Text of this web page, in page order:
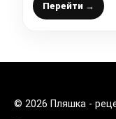
Перейти →
© 2026 Пляшка -